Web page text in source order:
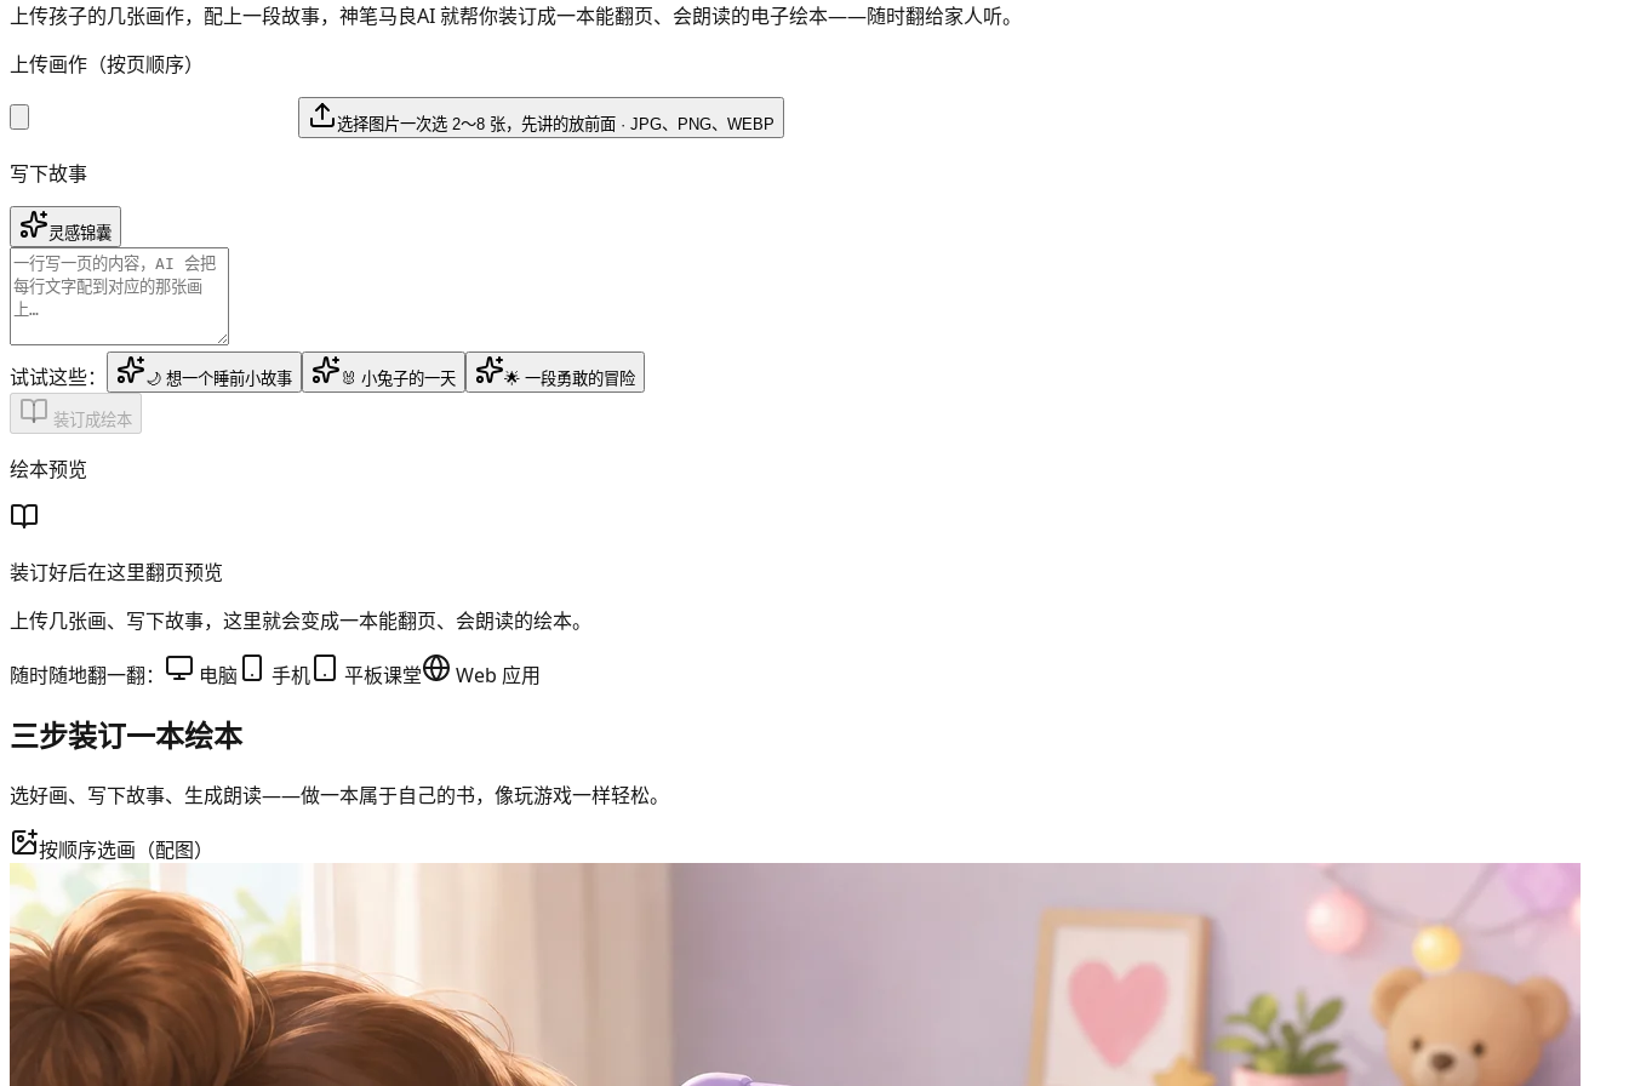
上传孩子的几张画作，配上一段故事，神笔马良AI 就帮你装订成一本能翻页、会朗读的电子绘本——随时翻给家人听。
上传画作（按页顺序）
选择图片一次选 2～8 张，先讲的放前面 · JPG、PNG、WEBP
写下故事
灵感锦囊
试试这些： 🌙 想一个睡前小故事 🐰 小兔子的一天 🌟 一段勇敢的冒险
装订成绘本
绘本预览
装订好后在这里翻页预览
上传几张画、写下故事，这里就会变成一本能翻页、会朗读的绘本。
随时随地翻一翻： 电脑 手机 平板课堂 Web 应用
三步装订一本绘本
选好画、写下故事、生成朗读——做一本属于自己的书，像玩游戏一样轻松。
按顺序选画（配图）